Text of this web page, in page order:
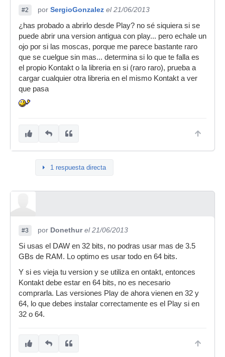
#2 por SergioGonzalez el 21/06/2013
¿has probado a abrirlo desde Play? no sé siquiera si se
puede abrir una version antigua con play... pero echale un
ojo por si las moscas, porque me parece bastante raro
que se cuelgue sin mas... determina si lo que te falla es
el propio Kontakt o la libreria en si (raro raro), prueba a
cargar cualquier otra libreria en el mismo Kontakt a ver
que pasa
1 respuesta directa
#3 por Donethur el 21/06/2013
Si usas el DAW en 32 bits, no podras usar mas de 3.5
GBs de RAM. Lo optimo es usar todo en 64 bits.
Y si es vieja tu version y se utiliza en ontakt, entonces
Kontakt debe estar en 64 bits, no es necesario
comprarla. Las versiones Play de ahora vienen en 32 y
64, lo que debes instalar correctamente es el Play si en
32 o 64.